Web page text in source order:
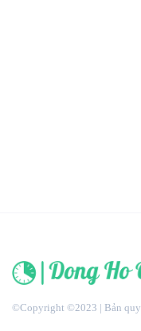
©Copyright ©2023 | Bản